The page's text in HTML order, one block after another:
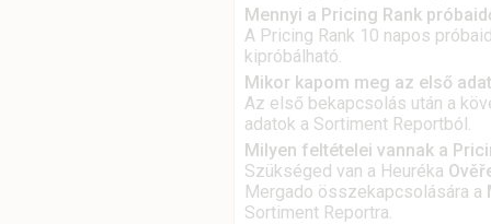
Mennyi a Pricing Rank
A Pricing Rank 10 napos
kipróbálható.
Mikor kapom meg az első
Az első bekapcsolás után a
adatok a Sortiment Reportból.
Milyen feltételei vannak a
Szükséged van a Heuréka
Mergado összekapcsolására a
Sortiment Reportra.